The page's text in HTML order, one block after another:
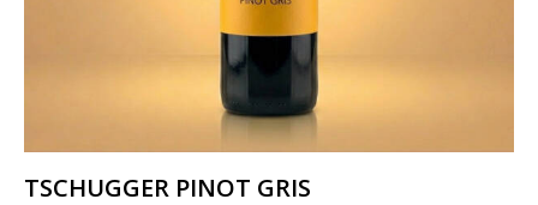
TSCHUGGER PINOT GRIS